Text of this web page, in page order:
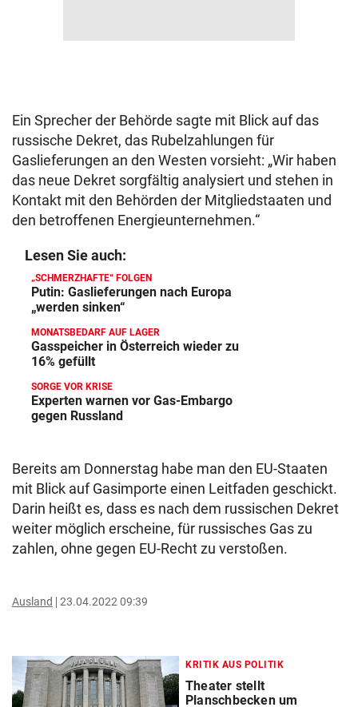
Ein Sprecher der Behörde sagte mit Blick auf das
russische Dekret, das Rubelzahlungen für
Gaslieferungen an den Westen vorsieht: „Wir haben
das neue Dekret sorgfältig analysiert und stehen in
Kontakt mit den Behörden der Mitgliedstaaten und
den betroffenen Energieunternehmen.“
Lesen Sie auch:
„SCHMERZHAFTE“ FOLGEN
Putin: Gaslieferungen nach Europa
„werden sinken“
MONATSBEDARF AUF LAGER
Gasspeicher in Österreich wieder zu
16% gefüllt
SORGE VOR KRISE
Experten warnen vor Gas-Embargo
gegen Russland
Bereits am Donnerstag habe man den EU-Staaten
mit Blick auf Gasimporte einen Leitfaden geschickt.
Darin heißt es, dass es nach dem russischen Dekret
weiter möglich erscheine, für russisches Gas zu
zahlen, ohne gegen EU-Recht zu verstoßen.
Ausland 23.04.2022 09:39
KRITIK AUS POLITIK
Theater stellt
Planschbecken um